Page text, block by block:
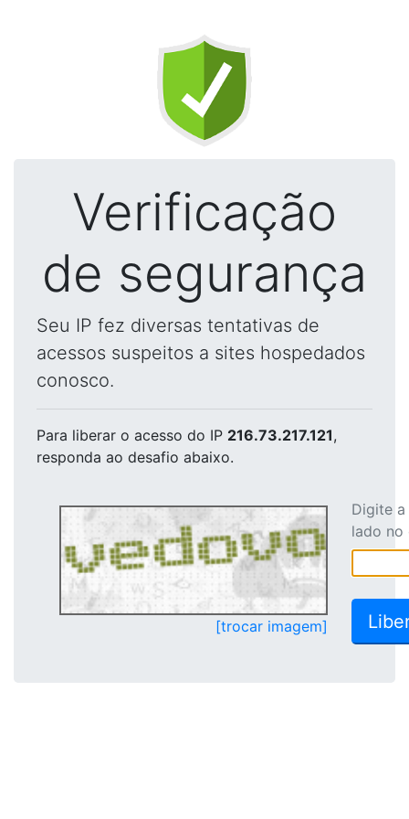
Verificação
de segurança
Seu IP fez diversas tentativas de
acessos suspeitos a sites hospedados
conosco.
Para liberar o acesso do IP 216.73.217.121,
responda ao desafio abaixo.
[trocar imagem]
Digite
lado no